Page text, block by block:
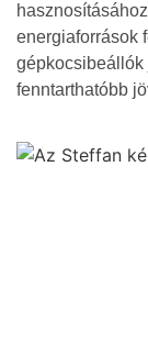
energiaforrások
gépkocsibeállók
fenntarthatóbb